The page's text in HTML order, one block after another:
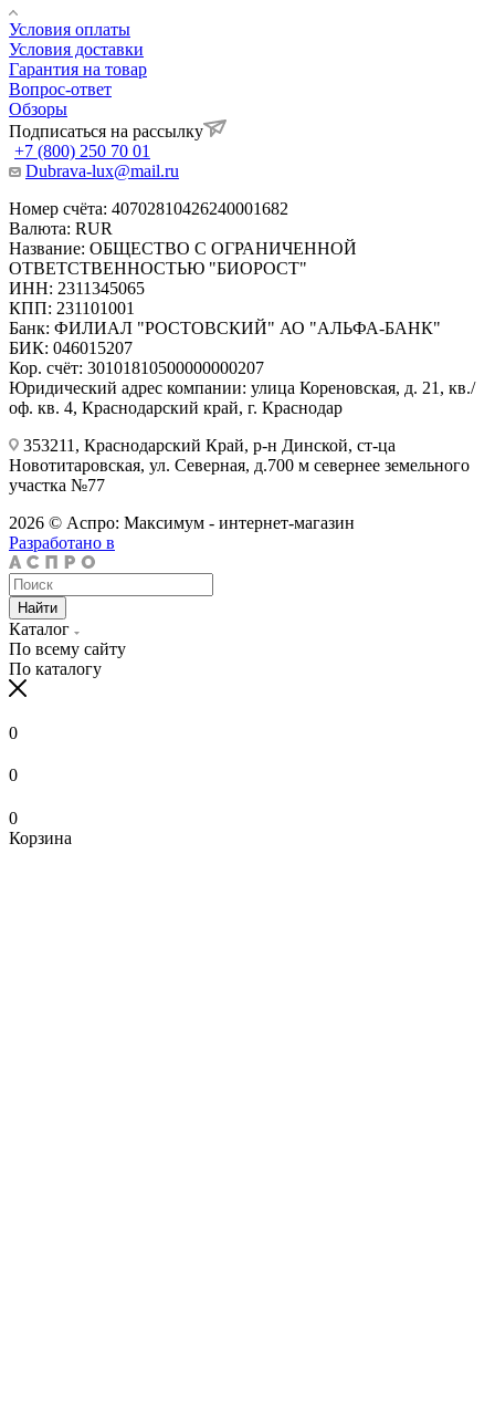
Условия оплаты
Условия доставки
Гарантия на товар
Вопрос-ответ
Обзоры
Подписаться на рассылку
+7 (800) 250 70 01
Dubrava-lux@mail.ru
Номер счёта: 40702810426240001682
Валюта: RUR
Название: ОБЩЕСТВО С ОГРАНИЧЕННОЙ
ОТВЕТСТВЕННОСТЬЮ "БИОРОСТ"
ИНН: 2311345065
КПП: 231101001
Банк: ФИЛИАЛ "РОСТОВСКИЙ" АО "АЛЬФА-БАНК"
БИК: 046015207
Кор. счёт: 30101810500000000207
Юридический адрес компании: улица Кореновская, д. 21, кв./
оф. кв. 4, Краснодарский край, г. Краснодар
353211, Краснодарский Край, р-н Динской, ст-ца
Новотитаровская, ул. Северная, д.700 м севернее земельного
участка №77
2026 © Аспро: Максимум - интернет-магазин
Разработано в
Найти
Каталог
По всему сайту
По каталогу
0
0
0
Корзина